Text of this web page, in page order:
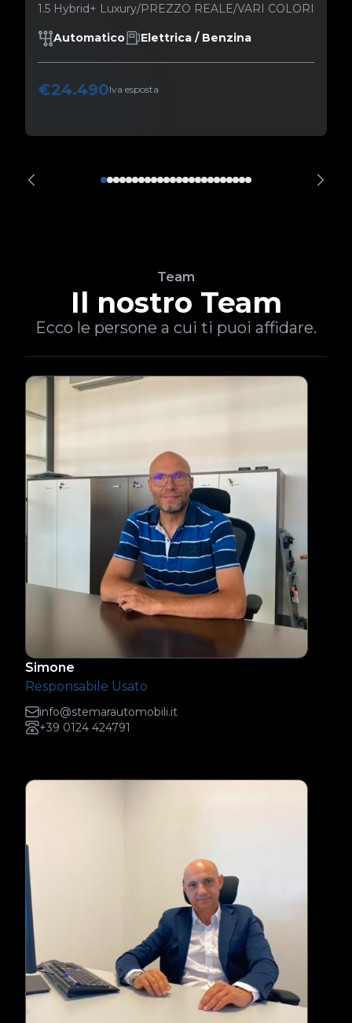
1.5 Hybrid+ Luxury/PREZZO REALE/VARI COLORI
Automatico Elettrica / Benzina
€24.490Iva esposta
Team
Il nostro Team
Ecco le persone a cui ti puoi affidare.
Simone
Responsabile Usato
info@stemarautomobili.it
+39 0124 424791